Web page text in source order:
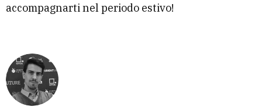
accompagnarti nel periodo estivo!